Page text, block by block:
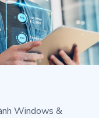
Windows &